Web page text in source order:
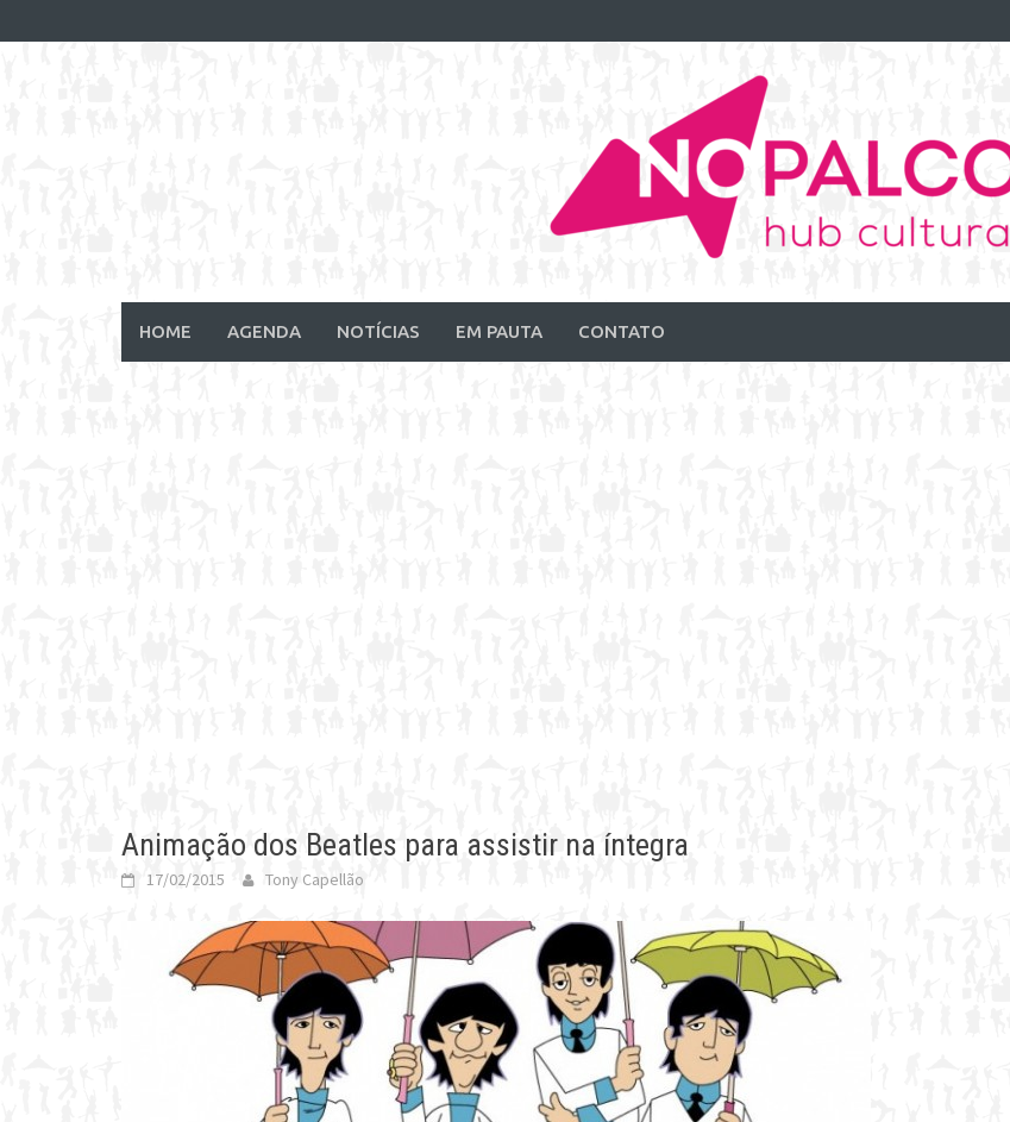
to
HOME AGENDA NOTÍCIAS EM PAUTA CONTATO
Animação dos Beatles para assistir na íntegra
17/02/2015 Tony Capellão